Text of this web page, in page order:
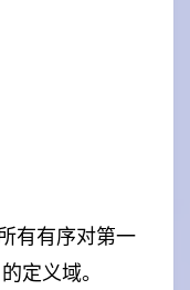
有有序对第一
的定义域。